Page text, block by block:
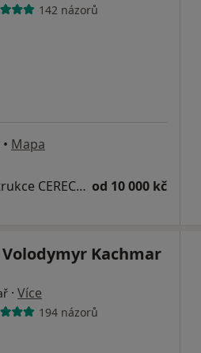
142 názorů
• Mapa
Celokeramická konstrukce CEREC- Inlay, Onlay, Overlay na počkání od 10 000 kč
Volodymyr Kachmar
· Více
194 názorů